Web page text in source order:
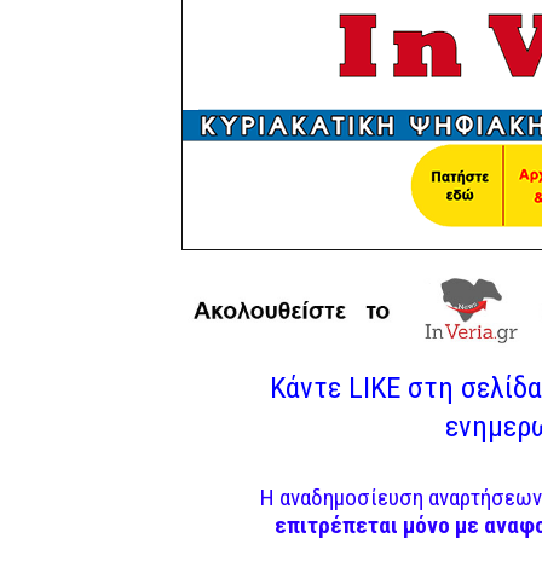
Κάντε LIKE στη
Η αναδημοσίευση
επιτρέπεται μόνο με